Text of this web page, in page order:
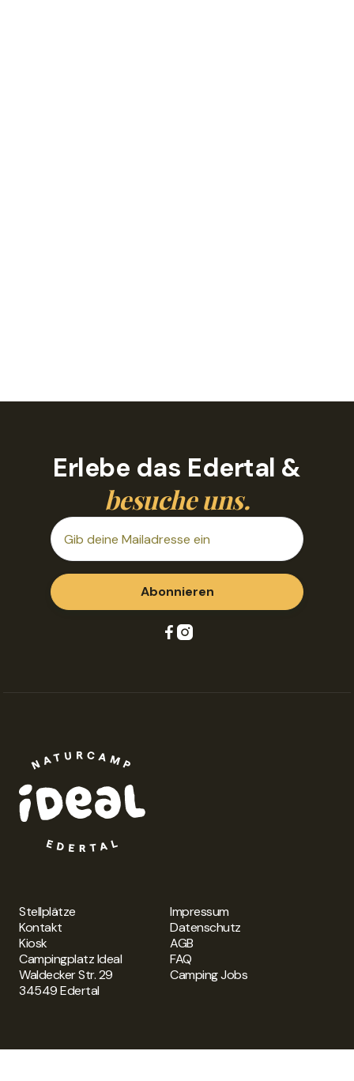
Erlebe das Edertal &
besuche uns.
 
Stellplätze
Kontakt
Kiosk
Campingplatz Ideal
Waldecker Str. 29
34549 Edertal
Impressum
Datenschutz
AGB
FAQ
Camping Jobs